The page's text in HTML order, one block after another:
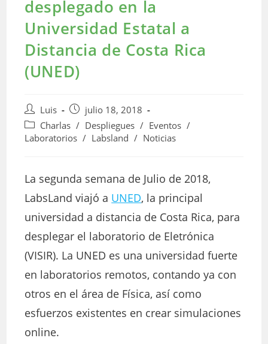
desplegado en la
Universidad Estatal a
Distancia de Costa Rica
(UNED)
Autor
de
la
Luis
Publicación
de
la
julio 18, 2018
Categoría
de
Charlas / Despliegues / Eventos /
Laboratorios / Labsland / Noticias
La segunda semana de Julio de 2018,
LabsLand viajó a UNED, la principal
universidad a distancia de Costa Rica, para
desplegar el laboratorio de Eletrónica
(VISIR). La UNED es una universidad fuerte
en laboratorios remotos, contando ya con
otros en el área de Física, así como
esfuerzos existentes en crear simulaciones
online.